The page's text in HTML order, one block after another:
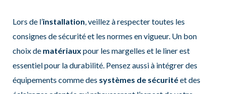
Lors de l’installation, veillez à respecter toutes les
consignes de sécurité et les normes en vigueur. Un bon
choix de matériaux pour les margelles et le liner est
essentiel pour la durabilité. Pensez aussi à intégrer des
équipements comme des systèmes de sécuritéet des